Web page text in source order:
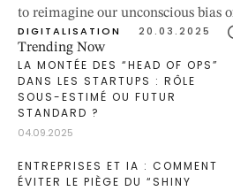
DIGITALISATION 20.03.2025
to reimagine our unconscious bias
come to define a movement.
Trending Now
LA MONTÉE DES “HEAD OF OPS”
DANS LES STARTUPS : RÔLE
SOUS-ESTIMÉ OU FUTUR
STANDARD ?
04.09.2025
ENTREPRISES ET IA : COMMENT
ÉVITER LE PIÈGE DU “SHINY